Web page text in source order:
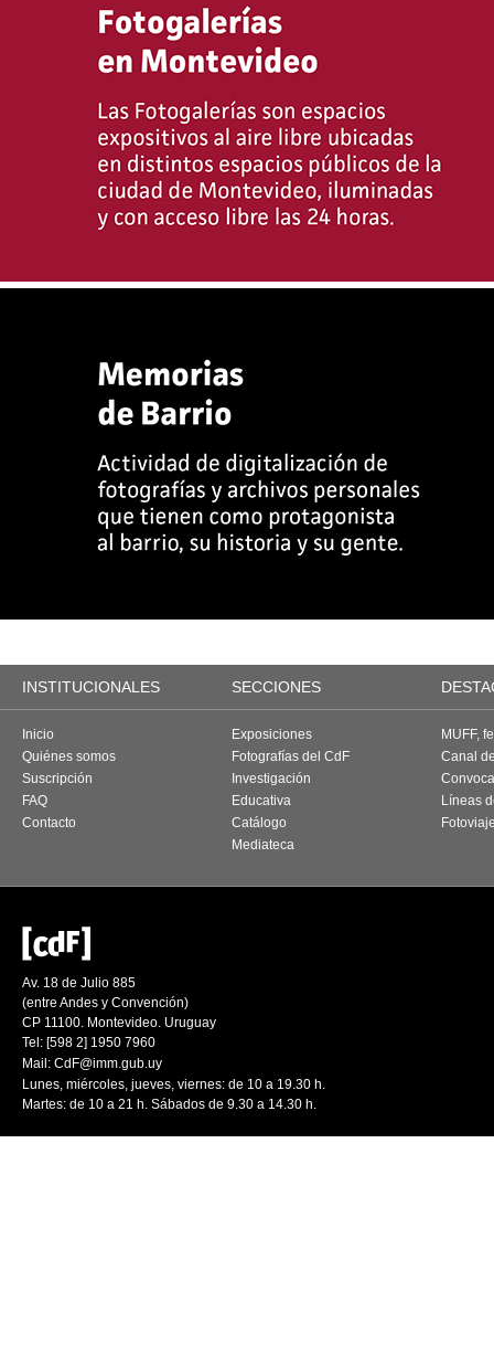
INSTITUCIONALES SECCIONES
Inicio
Quiénes somos
Suscripción
FAQ
Contacto
Exposiciones
Fotografías del CdF
Investigación
Educativa
Catálogo
Mediateca
MUFF,
Canal
Líneas
Av. 18 de Julio 885
(entre Andes y Convención)
CP 11100. Montevideo. Uruguay
Tel: [598 2] 1950 7960
Mail: CdF@imm.gub.uy
Lunes, miércoles, jueves, viernes: de 10 a 19.30 h.
Martes: de 10 a 21 h. Sábados de 9.30 a 14.30 h.